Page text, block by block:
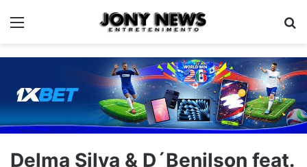
Menu
Delma Silva & D´Benilson feat.